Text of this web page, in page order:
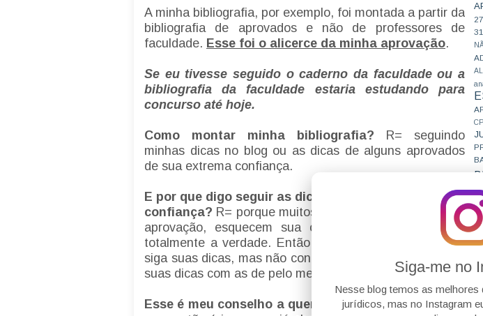
Siga-me no
Nesse blog temos as
jurídicos, mas no Instagram
A minha bibliografia, por exemplo, foi montada a partir da
bibliografia de aprovados e não de professores de
faculdade. Esse foi o alicerce da minha aprovação.
Se eu tivesse seguido o caderno da faculdade ou a
bibliografia da faculdade estaria estudando para
concurso até hoje.
Como montar minha bibliografia? R= seguindo
minhas dicas no blog ou as dicas de alguns aprovados
de sua extrema confiança.
E por que digo seguir as dicas de alguém de extrema
confiança? R= porque muitos aprovados glamourizam a
aprovação, esquecem sua caminhada e não contam
totalmente a verdade. Então confie em um aprovado e
siga suas dicas, mas não confie cegamente então coteje
suas dicas com as de pelo menos mais um aprovado.
Esse é meu conselho a quem é iniciante:não se ache
CF